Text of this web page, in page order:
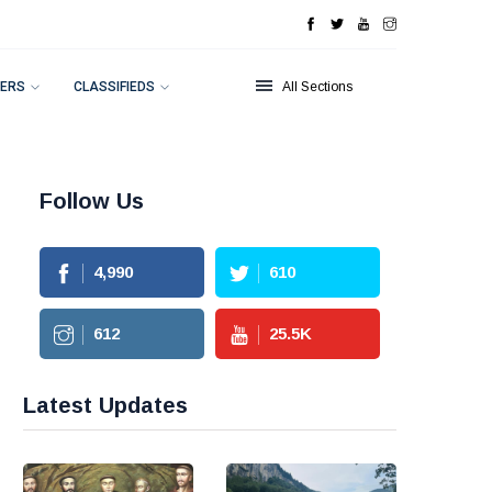
CLASSIFIEDS All Sections
Follow Us
4,990 610
612 25.5K
Latest Updates